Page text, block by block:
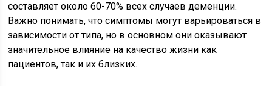
составляет около 60-70% всех случаев деменции.
Важно понимать, что симптомы могут варьироваться в
зависимости от типа, но в основном они оказывают
значительное влияние на качество жизни как
пациентов, так и их близких.